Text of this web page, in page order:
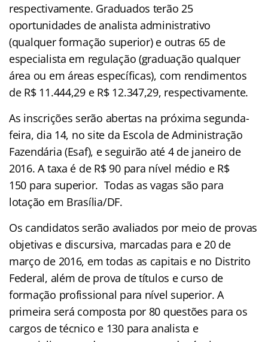
respectivamente. Graduados terão 25
oportunidades de analista administrativo
(qualquer formação superior) e outras 65 de
especialista em regulação (graduação qualquer
área ou em áreas específicas), com rendimentos
de R$ 11.444,29 e R$ 12.347,29, respectivamente.
As inscrições serão abertas na próxima segunda-
feira, dia 14, no site da Escola de Administração
Fazendária (Esaf), e seguirão até 4 de janeiro de
2016. A taxa é de R$ 90 para nível médio e R$
150 para superior. Todas as vagas são para
lotação em Brasília/DF.
Os candidatos serão avaliados por meio de provas
objetivas e discursiva, marcadas para e 20 de
março de 2016, em todas as capitais e no Distrito
Federal, além de prova de títulos e curso de
formação profissional para nível superior. A
primeira será composta por 80 questões para os
cargos de técnico e 130 para analista e